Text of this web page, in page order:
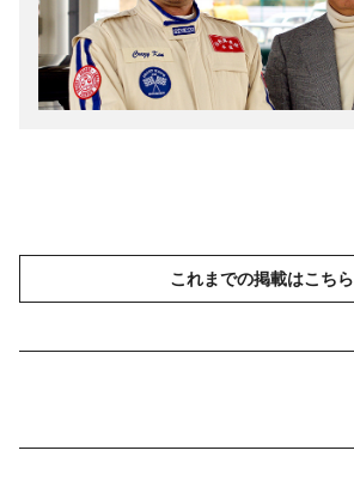
これまでの掲載はこちら